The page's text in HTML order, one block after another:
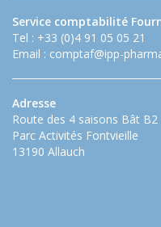
Service comptabilité
Tel : +33 (0)4 91 05 05 21
Email : comptaf@ipp-
Adresse
Route des 4 saisons Bât B2
Parc Activités Fontvieille
13190 Allauch